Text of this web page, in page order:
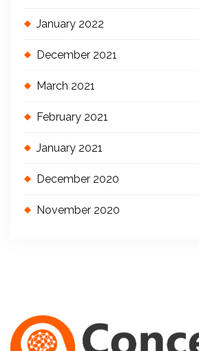
January 2022
December 2021
March 2021
February 2021
January 2021
December 2020
November 2020